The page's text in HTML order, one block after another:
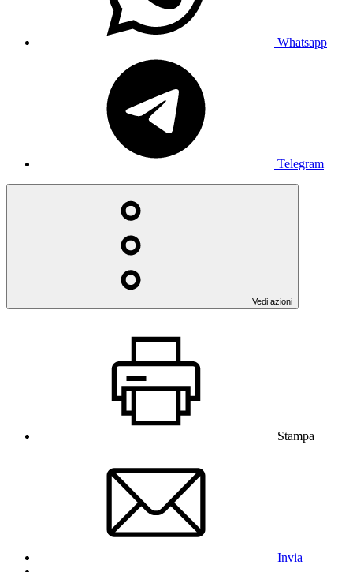
Whatsapp
Telegram
Vedi azioni
Stampa
Invia